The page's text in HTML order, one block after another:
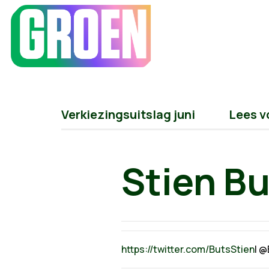
Verkiezingsuitslag juni Lees
Stien
https://twitter.com/ButsStien|